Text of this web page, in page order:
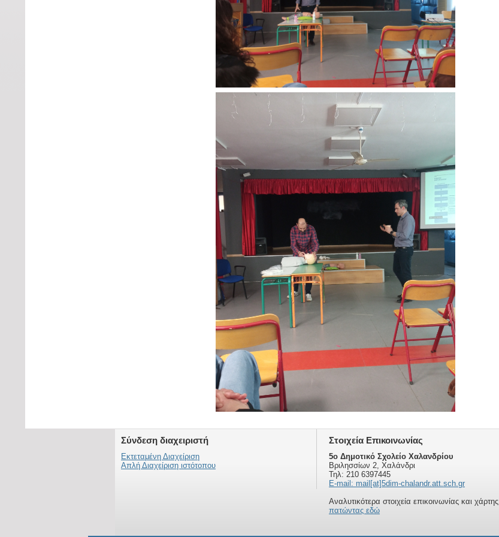
Σύνδεση διαχειριστή
Εκτεταμένη Διαχείριση
Απλή Διαχείριση ιστότοπου
Στοιχεία Επικοινωνίας
5ο Δημοτικό Σχολείο Χαλανδρίου
Βριλησσίων 2, Χαλάνδρι
Τηλ: 210 6397445
E-mail: mail[at]5dim-chalandr.att.sch.gr
Αναλυτικότερα στοιχεία επικοινωνίας και χάρτης
πατώντας εδώ